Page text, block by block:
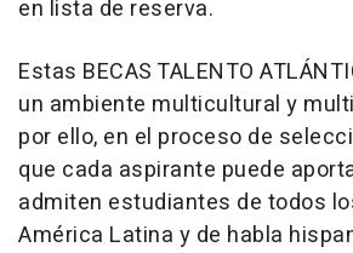
en lista de reserva.
Estas BECAS TALENTO
un ambiente multicultural y
por ello, en el proceso de
que cada aspirante puede
admiten estudiantes de todos
América Latina y de habla